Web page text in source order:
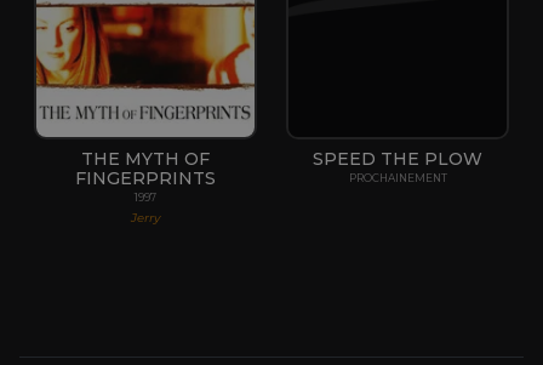
THE MYTH OF
FINGERPRINTS
1997
Jerry
SPEED THE PLOW
PROCHAINEMENT